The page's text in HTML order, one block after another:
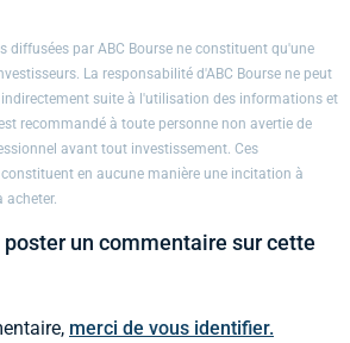
diffusées par ABC Bourse ne constituent qu'une
La responsabilité d'ABC Bourse ne peut
suite à l'utilisation des informations et
recommandé à toute personne non avertie de
avant tout investissement. Ces
en aucune manière une incitation à
un commentaire sur cette
merci de vous identifier.